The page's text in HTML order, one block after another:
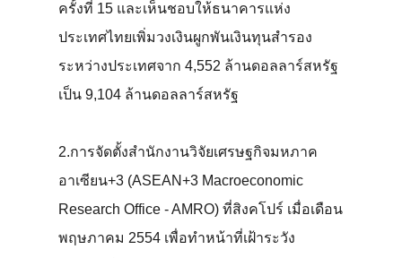
ครั้งที่ 15 และเห็นชอบให้ธนาคารแห่ง
ประเทศไทยเพิ่มวงเงินผูกพันเงินทุนสำรอง
ระหว่างประเทศจาก 4,552 ล้านดอลลาร์สหรัฐ
เป็น 9,104 ล้านดอลลาร์สหรัฐ
2.การจัดตั้งสำนักงานวิจัยเศรษฐกิจมหภาค
อาเซียน+3 (ASEAN+3 Macroeconomic
Research Office - AMRO) ที่สิงคโปร์ เมื่อเดือน
พฤษภาคม 2554 เพื่อทำหน้าที่เฝ้าระวัง